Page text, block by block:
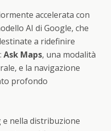
accelerata con
AI di Google, che
a ridefinire
Ask Maps, una modalità
e la navigazione
profondo
nella distribuzione